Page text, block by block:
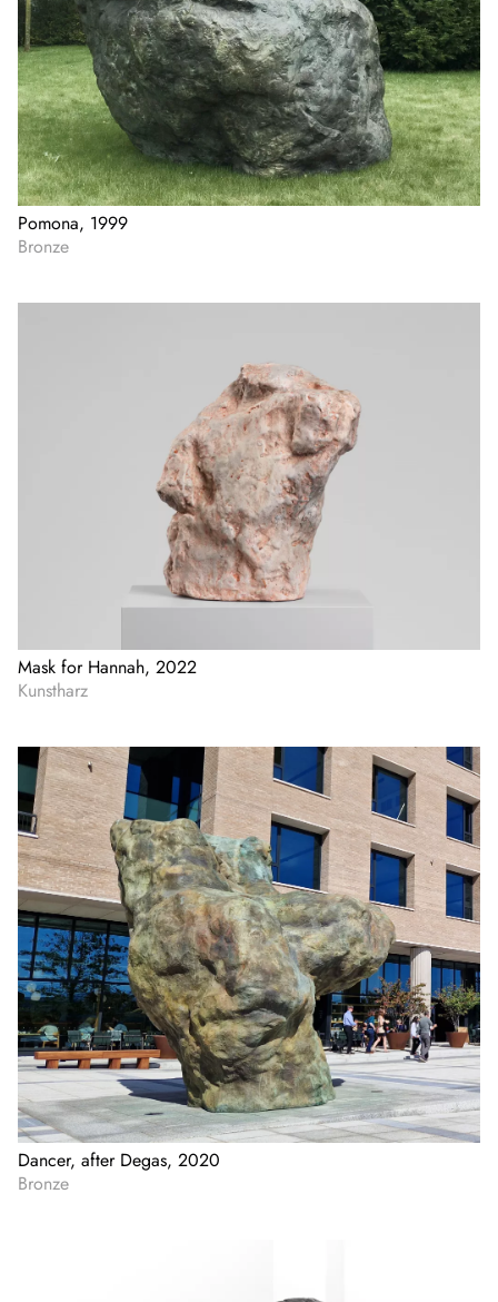
Pomona, 1999
Bronze
Mask for Hannah, 2022
Kunstharz
Dancer, after Degas, 2020
Bronze